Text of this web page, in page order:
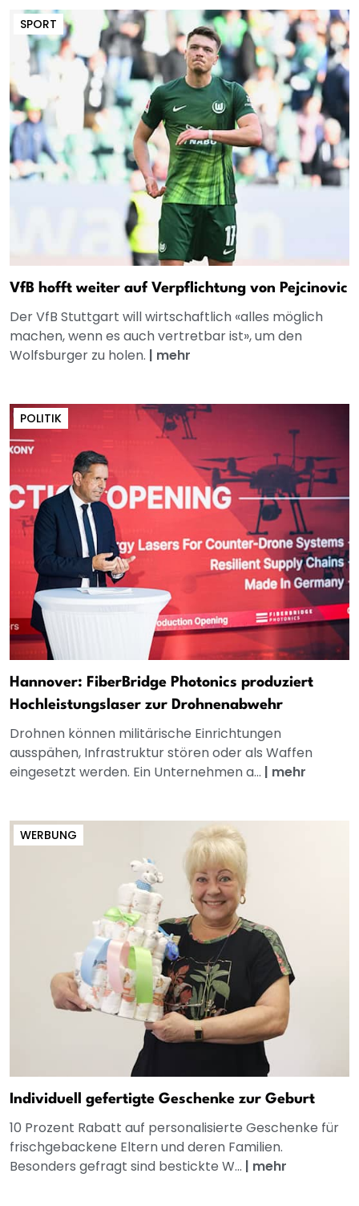
SPORT
VfB hofft weiter auf Verpflichtung von Pejcinovic
Der VfB Stuttgart will wirtschaftlich «alles möglich
machen, wenn es auch vertretbar ist», um den
Wolfsburger zu holen. | mehr
POLITIK
Hannover: FiberBridge Photonics produziert
Hochleistungslaser zur Drohnenabwehr
Drohnen können militärische Einrichtungen
ausspähen, Infrastruktur stören oder als Waffen
eingesetzt werden. Ein Unternehmen a... | mehr
WERBUNG
Individuell gefertigte Geschenke zur Geburt
10 Prozent Rabatt auf personalisierte Geschenke für
frischgebackene Eltern und deren Familien.
Besonders gefragt sind bestickte W... | mehr